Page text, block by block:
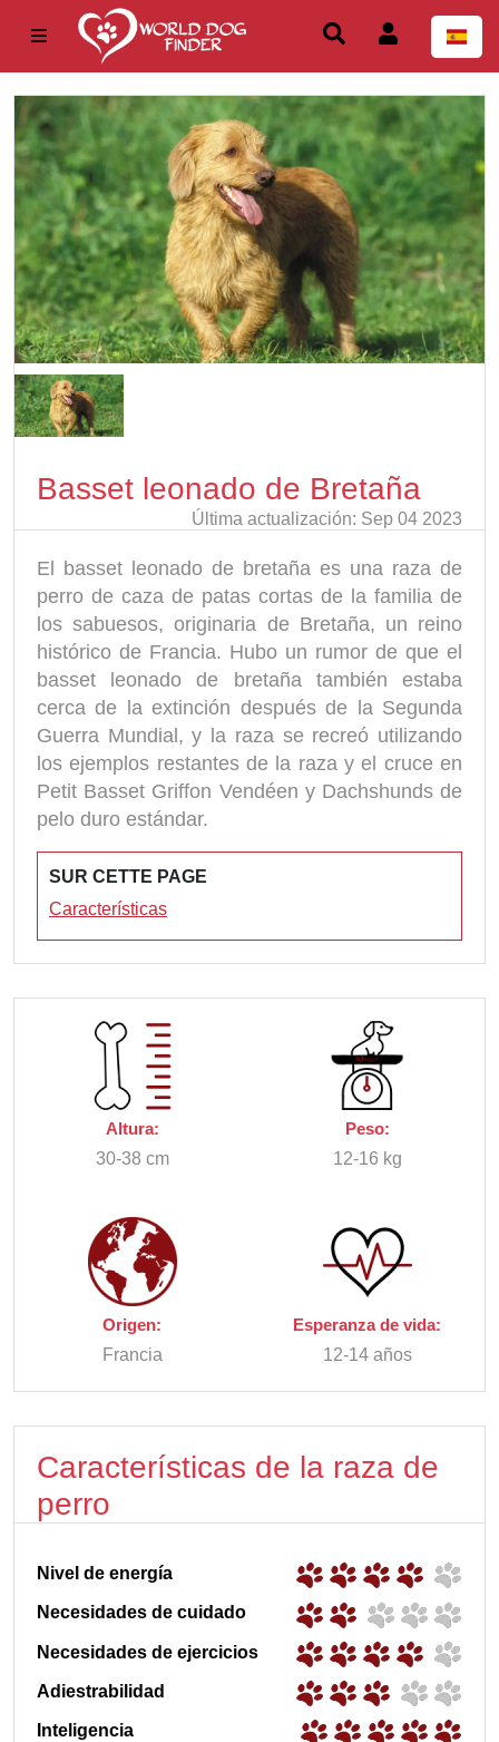
Basset leonado de Bretaña
Última actualización: Sep 04 2023
El basset leonado de bretaña es una raza de
perro de caza de patas cortas de la familia de
los sabuesos, originaria de Bretaña, un reino
histórico de Francia. Hubo un rumor de que el
basset leonado de bretaña también estaba
cerca de la extinción después de la Segunda
Guerra Mundial, y la raza se recreó utilizando
los ejemplos restantes de la raza y el cruce en
Petit Basset Griffon Vendéen y Dachshunds de
pelo duro estándar.
SUR CETTE PAGE
Características
Altura:
30-38 cm
Peso:
12-16 kg
Origen:
Francia
Esperanza de vida:
12-14 años
Características de la raza de
perro
Nivel de energía
Necesidades de cuidado
Necesidades de ejercicios
Adiestrabilidad
Inteligencia